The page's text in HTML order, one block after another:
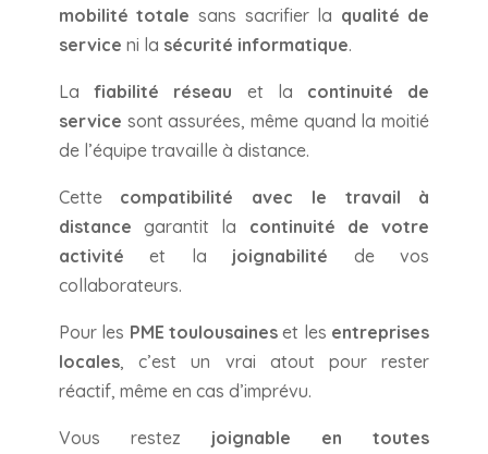
mobilité totale sans sacrifier la qualité de
service ni la sécurité informatique.
Lafiabilité réseau et la continuité de
service sont assurées, même quand la moitié
de l’équipe travaille à distance.
Cette compatibilité avec le travail à
distance garantit la continuité de votre
activité et la joignabilité de vos
collaborateurs.
Pour les PME toulousaines et les entreprises
locales, c’est un vrai atout pour rester
réactif, même en cas d’imprévu.
Vous restez joignable en toutes